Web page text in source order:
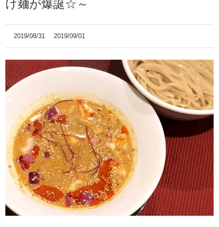
け麺が爆誕☆～
2019/08/31 2019/09/01